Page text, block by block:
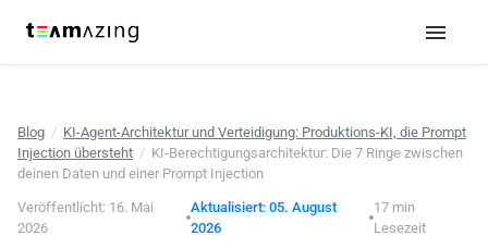
Blog / KI-Agent-Architektur und Verteidigung: Produktions-KI, die Prompt
Injection übersteht / KI-Berechtigungsarchitektur: Die 7 Ringe zwischen
deinen Daten und einer Prompt Injection
Veröffentlicht: 16. Mai
2026
Aktualisiert: 05. August
2026
17 min
Lesezeit